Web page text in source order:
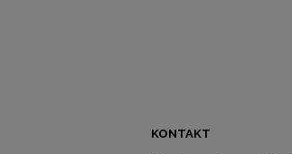
KONTAKT